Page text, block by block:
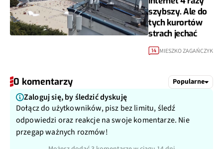
szybszy. Ale do
tych kurortów
strach jechać
14 MIESZKO ZAGAŃCZYK
0 komentarzy Popularne
Zaloguj się, by śledzić dyskuję
Dołącz do użytkowników, pisz bez limitu, śledź
odpowiedzi oraz reakcje na swoje komentarze. Nie
przegap ważnych rozmów!